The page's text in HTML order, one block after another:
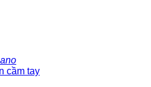
cầm tay